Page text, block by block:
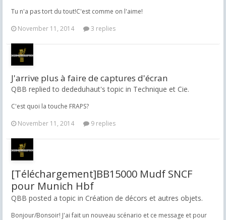
Tu n'a pas tort du tout!C'est comme on l'aime!
November 11, 2014
3 replies
J'arrive plus à faire de captures d'écran
QBB replied to dededuhaut's topic in Technique et Cie.
C'est quoi la touche FRAPS?
November 11, 2014
9 replies
[Téléchargement]BB15000 Mudf SNCF
pour Munich Hbf
QBB posted a topic in Création de décors et autres objets.
Bonjour/Bonsoir! J'ai fait un nouveau scénario et ce message et pour